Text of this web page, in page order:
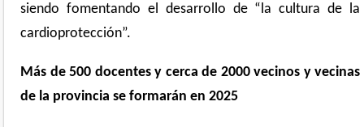
siendo fomentando el desarrollo de “la cultura de la
cardioprotección”.
Más de 500 docentes y cerca de 2000 vecinos y vecinas
de la provincia se formarán en 2025